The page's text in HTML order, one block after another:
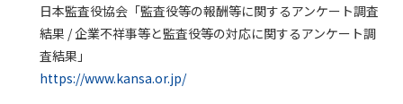
日本監査役協会「監査役等の報酬等に関するアンケート調査
結果 / 企業不祥事等と監査役等の対応に関するアンケート調
査結果」
https://www.kansa.or.jp/